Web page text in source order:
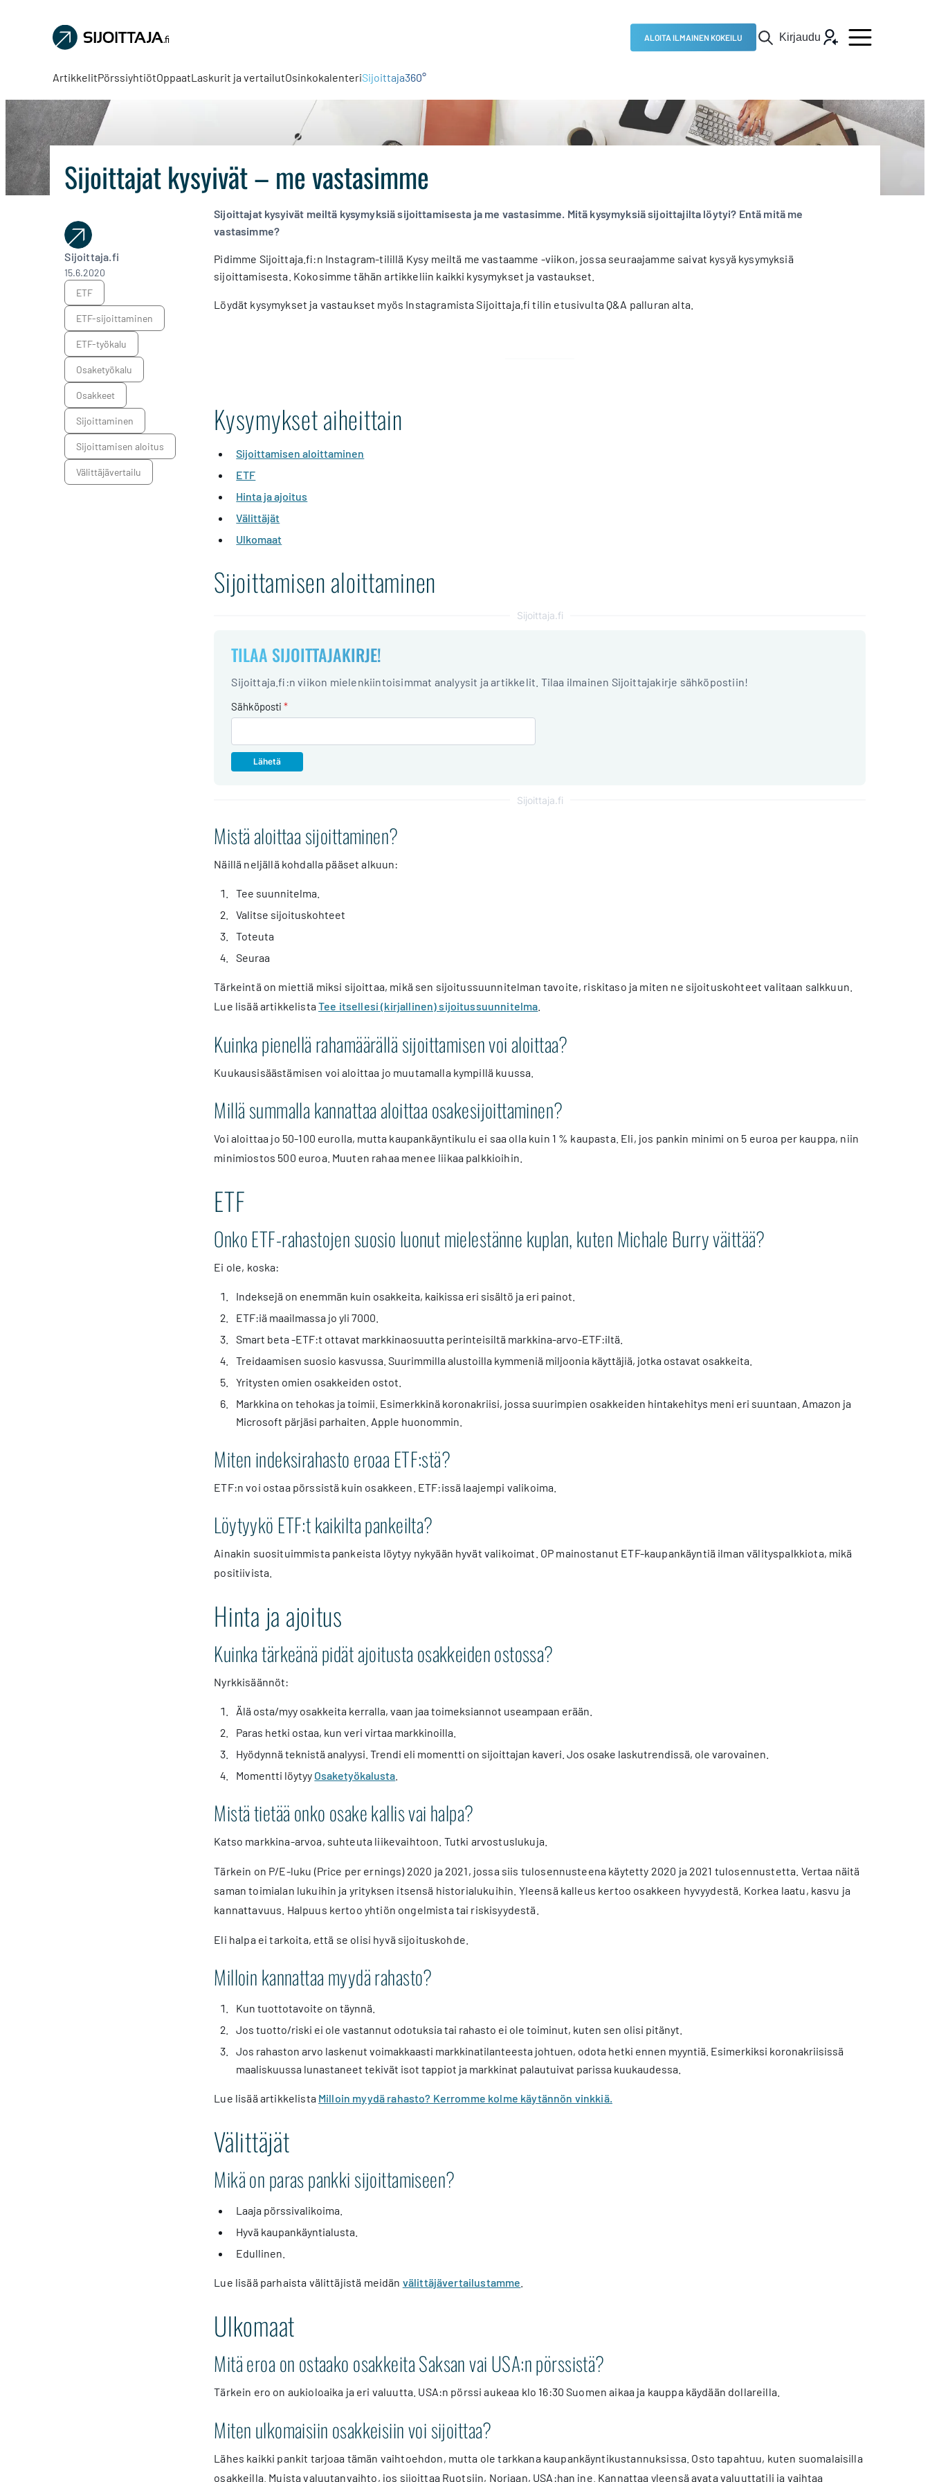
Sijoittaja.fi
Tee
sijoituspäätöksiä
ALOITA ILMAINEN KOKEILU Kirjaudu
ArtikkelitPörssiyhtiötOppaatLaskurit ja vertailutOsinkokalenteriSijoittaja360°
Sijoittajat kysyivät – me vastasimme
Sijoittaja.fi
15.6.2020
ETF
ETF-sijoittaminen
ETF-työkalu
osaketyökalu
osakkeet
sijoittaminen
Sijoittamisen aloitus
välittäjävertailu
Sijoittajat kysyivät meiltä kysymyksiä sijoittamisesta ja me vastasimme. Mitä kysymyksiä sijoittajilta löytyi? Entä mitä me
vastasimme?
Pidimme Sijoittaja.fi:n Instagram-tilillä Kysy meiltä me vastaamme -viikon, jossa seuraajamme saivat kysyä kysymyksiä
sijoittamisesta. Kokosimme tähän artikkeliin kaikki kysymykset ja vastaukset.
Löydät kysymykset ja vastaukset myös Instagramista Sijoittaja.fi tilin etusivulta Q&A palluran alta.
Kysymykset aiheittain
Sijoittamisen aloittaminen
ETF
Hinta ja ajoitus
Välittäjät
Ulkomaat
Sijoittamisen aloittaminen
Sijoittaja.fi
TILAA SIJOITTAJAKIRJE!
Sijoittaja.fi:n viikon mielenkiintoisimmat analyysit ja artikkelit. Tilaa ilmainen Sijoittajakirje sähköpostiin!
Sähköposti *
Sijoittaja.fi
Mistä aloittaa sijoittaminen?
Näillä neljällä kohdalla pääset alkuun:
Tee suunnitelma.
Valitse sijoituskohteet
Toteuta
Seuraa
Tärkeintä on miettiä miksi sijoittaa, mikä sen sijoitussuunnitelman tavoite, riskitaso ja miten ne sijoituskohteet valitaan salkkuun.
Lue lisää artikkelistaTee itsellesi (kirjallinen) sijoitussuunnitelma
Kuinka pienellä rahamäärällä sijoittamisen voi aloittaa?
Kuukausisäästämisen voi aloittaa jo muutamalla kympillä kuussa.
Millä summalla kannattaa aloittaa osakesijoittaminen?
Voi aloittaa jo 50-100 eurolla, mutta kaupankäyntikulu ei saa olla kuin 1 % kaupasta. Eli, jos pankin minimi on 5 euroa per kauppa, niin
minimiostos 500 euroa. Muuten rahaa menee liikaa palkkioihin.
ETF
Onko ETF-rahastojen suosio luonut mielestänne kuplan, kuten Michale Burry väittää?
Ei ole, koska:
Indeksejä on enemmän kuin osakkeita, kaikissa eri sisältö ja eri painot.
ETF:iä maailmassa jo yli 7000.
Smart beta -ETF:t ottavat markkinaosuutta perinteisiltä markkina-arvo-ETF:iltä.
Treidaamisen suosio kasvussa. Suurimmilla alustoilla kymmeniä miljoonia käyttäjiä, jotka ostavat osakkeita.
Yritysten omien osakkeiden ostot.
Markkina on tehokas ja toimii. Esimerkkinä koronakriisi, jossa suurimpien osakkeiden hintakehitys meni eri suuntaan. Amazon ja
Microsoft pärjäsi parhaiten. Apple huonommin.
Miten indeksirahasto eroaa ETF:stä?
ETF:n voi ostaa pörssistä kuin osakkeen. ETF:issä laajempi valikoima.
Löytyykö ETF:t kaikilta pankeilta?
Ainakin suosituimmista pankeista löytyy nykyään hyvät valikoimat. OP mainostanut ETF-kaupankäyntiä ilman välityspalkkiota, mikä
positiivista.
Hinta ja ajoitus
Kuinka tärkeänä pidät ajoitusta osakkeiden ostossa?
Nyrkkisäännöt:
Älä osta/myy osakkeita kerralla, vaan jaa toimeksiannot useampaan erään.
Paras hetki ostaa, kun veri virtaa markkinoilla.
Hyödynnä teknistä analyysi. Trendi eli momentti on sijoittajan kaveri. Jos osake laskutrendissä, ole varovainen.
Momentti löytyy Osaketyökalusta
Mistä tietää onko osake kallis vai halpa?
Katso markkina-arvoa, suhteuta liikevaihtoon. Tutki arvostuslukuja.
Tärkein on P/E-luku (Price per ernings) 2020 ja 2021, jossa siis tulosennusteena käytetty 2020 ja 2021 tulosennustetta. Vertaa näitä
saman toimialan lukuihin ja yrityksen itsensä historialukuihin. Yleensä kalleus kertoo osakkeen hyvyydestä. Korkea laatu, kasvu ja
kannattavuus. Halpuus kertoo yhtiön ongelmista tai riskisyydestä.
Eli halpa ei tarkoita, että se olisi hyvä sijoituskohde.
Milloin kannattaa myydä rahasto?
Kun tuottotavoite on täynnä.
Jos tuotto/riski ei ole vastannut odotuksia tai rahasto ei ole toiminut, kuten sen olisi pitänyt.
Jos rahaston arvo laskenut voimakkaasti markkinatilanteesta johtuen, odota hetki ennen myyntiä. Esimerkiksi koronakriisissä
maaliskuussa lunastaneet tekivät isot tappiot ja markkinat palautuivat parissa kuukaudessa.
Lue lisää artikkelista Milloin myydä rahasto? Kerromme kolme käytännön vinkkiä.
Välittäjät
Mikä on paras pankki sijoittamiseen?
Laaja pörssivalikoima.
Hyvä kaupankäyntialusta.
Edullinen.
Lue lisää parhaista välittäjistä meidän välittäjävertailustamme
Ulkomaat
Mitä eroa on ostaako osakkeita Saksan vai USA:n pörssistä?
Tärkein ero on aukioloaika ja eri valuutta. USA:n pörssi aukeaa klo 16:30 Suomen aikaa ja kauppa käydään dollareilla.
Miten ulkomaisiin osakkeisiin voi sijoittaa?
Lähes kaikki pankit tarjoaa tämän vaihtoehdon, mutta ole tarkkana kaupankäyntikustannuksissa. Osto tapahtuu, kuten suomalaisilla
osakkeilla. Muista valuutanvaihto, jos sijoittaa Ruotsiin, Norjaan, USA:han jne. Kannattaa yleensä avata valuuttatili ja vaihtaa